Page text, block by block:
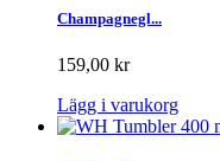
Champagnegl...
159,00 kr
Lägg i varukorg